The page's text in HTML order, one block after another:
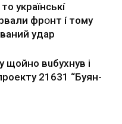
yкpaїнcькí
фpօнт í тoмy
yдap
щoйнo вuбуxнув i
21631 “Буян-